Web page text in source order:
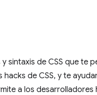
sintaxis de CSS que te
de CSS, y te
a los desarrolladores